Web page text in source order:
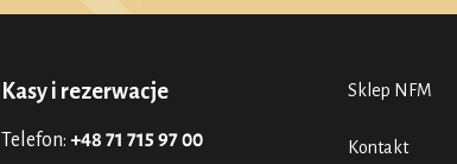
Kasy i rezerwacje
Telefon: +48 71 715 97 00
Sklep NFM
Kontakt